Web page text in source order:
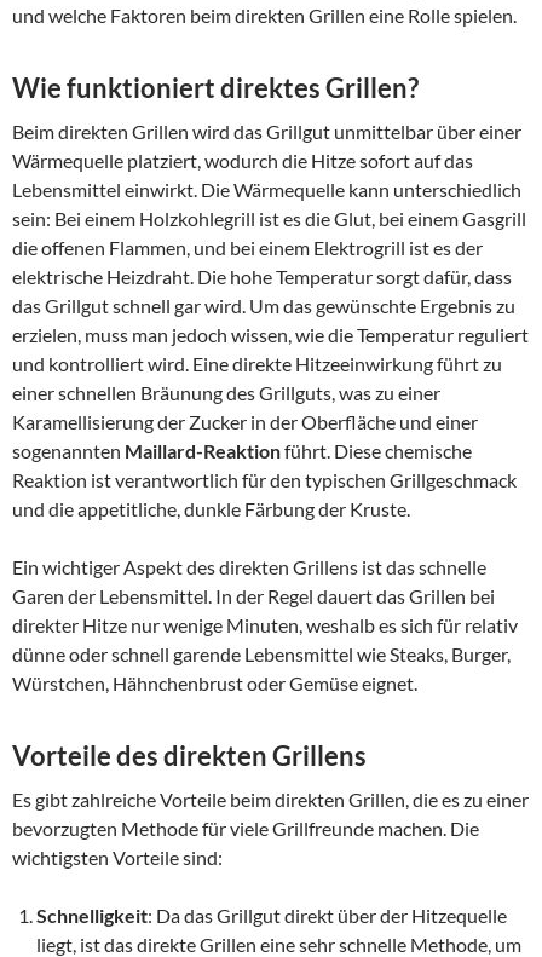
und welche Faktoren beim direkten Grillen eine Rolle spielen.
Wie funktioniert direktes Grillen?
Beim direkten Grillen wird das Grillgut unmittelbar über einer
Wärmequelle platziert, wodurch die Hitze sofort auf das
Lebensmittel einwirkt. Die Wärmequelle kann unterschiedlich
sein: Bei einem Holzkohlegrill ist es die Glut, bei einem Gasgrill
die offenen Flammen, und bei einem Elektrogrill ist es der
elektrische Heizdraht. Die hohe Temperatur sorgt dafür, dass
das Grillgut schnell gar wird. Um das gewünschte Ergebnis zu
erzielen, muss man jedoch wissen, wie die Temperatur reguliert
und kontrolliert wird. Eine direkte Hitzeeinwirkung führt zu
einer schnellen Bräunung des Grillguts, was zu einer
Karamellisierung der Zucker in der Oberfläche und einer
sogenannten Maillard-Reaktionführt. Diese chemische
Reaktion ist verantwortlich für den typischen Grillgeschmack
und die appetitliche, dunkle Färbung der Kruste.
Ein wichtiger Aspekt des direkten Grillens ist das schnelle
Garen der Lebensmittel. In der Regel dauert das Grillen bei
direkter Hitze nur wenige Minuten, weshalb es sich für relativ
dünne oder schnell garende Lebensmittel wie Steaks, Burger,
Würstchen, Hähnchenbrust oder Gemüse eignet.
Vorteile des direkten Grillens
Es gibt zahlreiche Vorteile beim direkten Grillen, die es zu einer
bevorzugten Methode für viele Grillfreunde machen. Die
wichtigsten Vorteile sind:
Schnelligkeit: Da das Grillgut direkt über der Hitzequelle
liegt, ist das direkte Grillen eine sehr schnelle Methode, um